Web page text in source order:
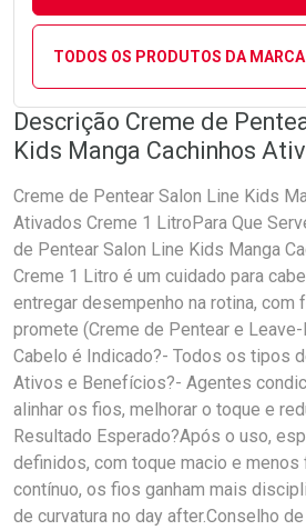
TODOS OS PRODUTOS DA MARCA
Descrição Creme de
Kids Manga Cachinhos
Creme de Pentear Salon Line Kids
Ativados Creme 1 LitroPara Que
de Pentear Salon Line Kids Manga
Creme 1 Litro é um cuidado para
entregar desempenho na rotina, com
promete (Creme de Pentear e Leave-
Cabelo é Indicado?- Todos os tipos
Ativos e Benefícios?- Agentes
alinhar os fios, melhorar o toque e
Resultado Esperado?Após o uso,
definidos, com toque macio e menos
contínuo, os fios ganham mais
de curvatura no day after.Conselho